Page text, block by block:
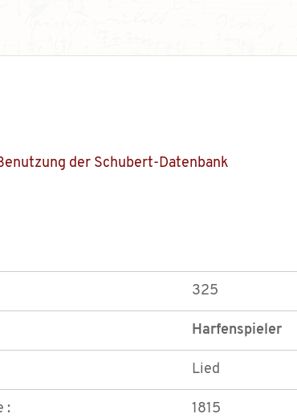
der Schubert-Datenbank
325
Harfenspieler
Lied
: 1815